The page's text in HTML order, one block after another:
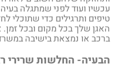
עכשיו ועוד לפני שמתגלה
טיפים ותרגילים כדי שתוכלי
האגן שלך בכל מקום ובכל
ברכב או נמצאת בישיבה
הבעיה- החלשות שרירי